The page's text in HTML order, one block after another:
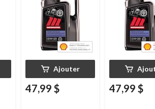
Ajouter
47,99 $ 47,99 $